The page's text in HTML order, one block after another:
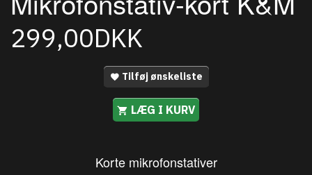
299,00DKK
Tilføj ønskeliste
LÆG I KURV
Korte mikrofonstativer